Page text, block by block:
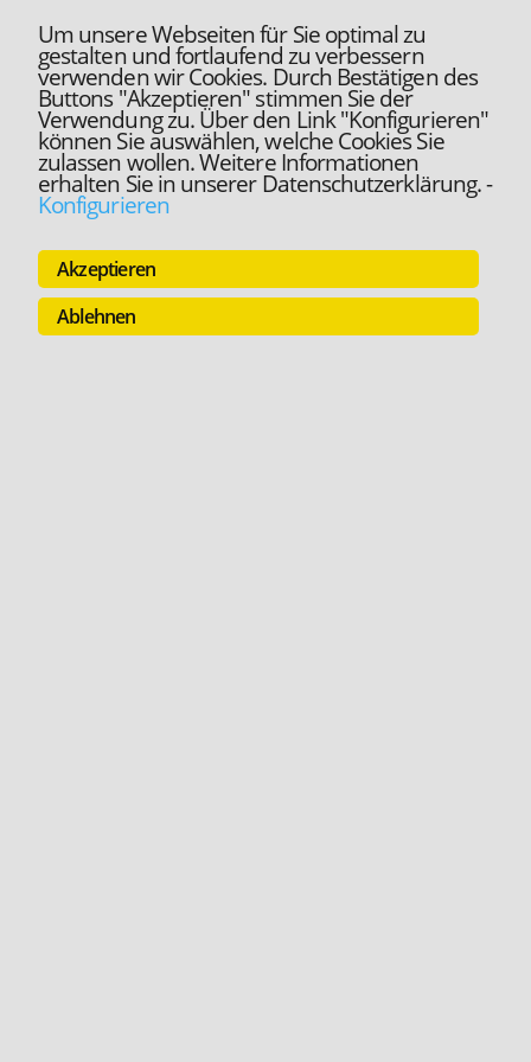
Um unsere Webseiten für Sie optimal zu
gestalten und fortlaufend zu verbessern
verwenden wir Cookies. Durch Bestätigen des
Buttons "Akzeptieren" stimmen Sie der
Verwendung zu. Über den Link "Konfigurieren"
können Sie auswählen, welche Cookies Sie
zulassen wollen. Weitere Informationen
erhalten Sie in unserer Datenschutzerklärung.-
Konfigurieren
Akzeptieren
Ablehnen